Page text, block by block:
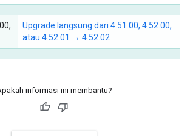
Upgrade langsung dari 4.51.00, 4.52.00,
atau 4.52.01 → 4.52.02
informasi ini membantu?